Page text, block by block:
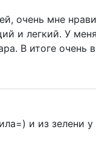
очень мне
и легкий. У
В итоге очень
и из зелени у